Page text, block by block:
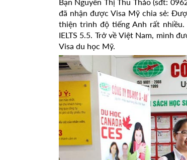
đã nhận được Visa Mỹ chia sẻ:
thiện trình độ tiếng Anh rất
IELTS 5.5. Trở về Việt Nam, mình
Visa du học Mỹ.